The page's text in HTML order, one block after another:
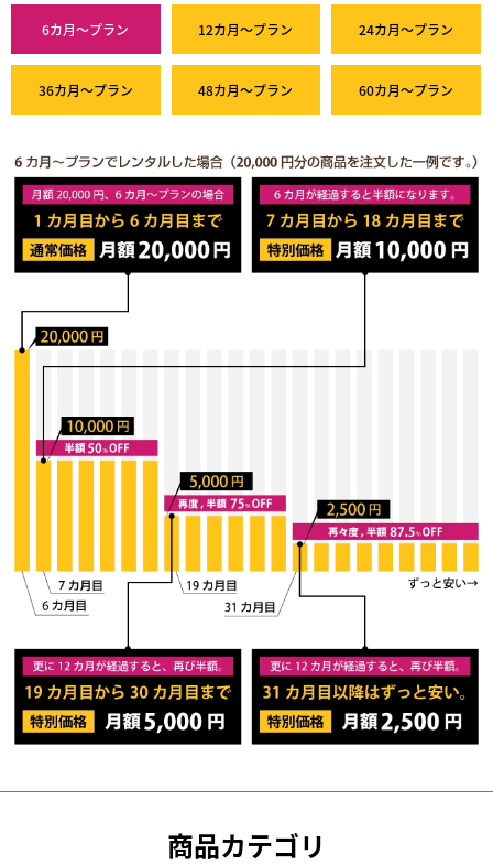
6カ月～プラン 12カ月～プラン 24カ月～プラン
36カ月～プラン 48カ月～プラン 60カ月～プラン
商品カテゴリ